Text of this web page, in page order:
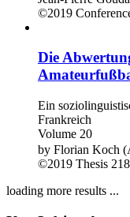
©2019
Die
Ein
Frankreich
Volume 20
by Florian Koch
©2019 Thesis
loading more results ...